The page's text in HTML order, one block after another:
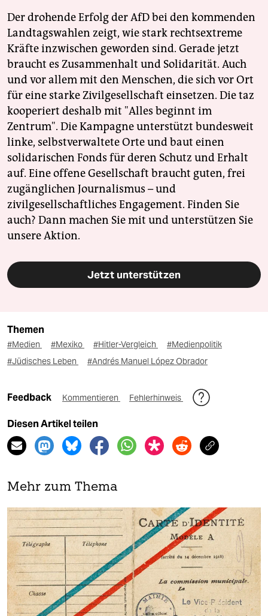
Der drohende Erfolg der AfD bei den kommenden
Landtagswahlen zeigt, wie stark rechtsextreme
Kräfte inzwischen geworden sind. Gerade jetzt
braucht es Zusammenhalt und Solidarität. Auch
und vor allem mit den Menschen, die sich vor Ort
für eine starke Zivilgesellschaft einsetzen. Die taz
kooperiert deshalb mit "Alles beginnt im
Zentrum". Die Kampagne unterstützt bundesweit
linke, selbstverwaltete Orte und baut einen
solidarischen Fonds für deren Schutz und Erhalt
auf. Eine offene Gesellschaft braucht guten, frei
zugänglichen Journalismus – und
zivilgesellschaftliches Engagement. Finden Sie
auch? Dann machen Sie mit und unterstützen Sie
unsere Aktion.
Jetzt unterstützen
Themen
#Medien #Mexiko #Hitler-Vergleich
#Medienpolitik
#Jüdisches Leben
#Andrés Manuel López Obrador
Feedback Kommentieren Fehlerhinweis
Diesen Artikel teilen
Mehr zum Thema